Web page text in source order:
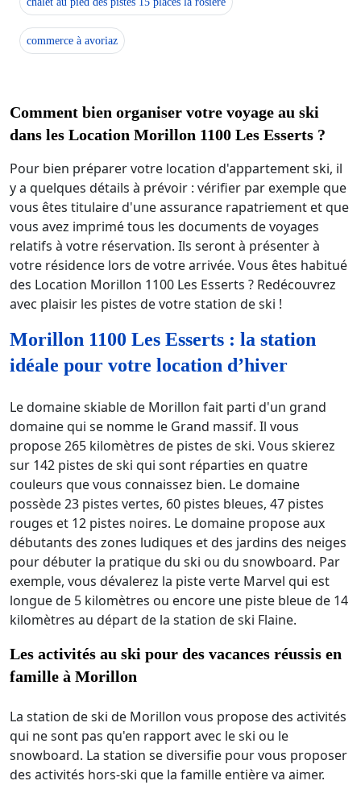
commerce à avoriaz
Comment bien organiser votre voyage au ski
dans les Location Morillon 1100 Les Esserts ?
Pour bien préparer votre location d'appartement ski, il
y a quelques détails à prévoir : vérifier par exemple que
vous êtes titulaire d'une assurance rapatriement et que
vous avez imprimé tous les documents de voyages
relatifs à votre réservation. Ils seront à présenter à
votre résidence lors de votre arrivée. Vous êtes habitué
des Location Morillon 1100 Les Esserts ? Redécouvrez
avec plaisir les pistes de votre station de ski !
Morillon 1100 Les Esserts : la station
idéale pour votre location d’hiver
Le domaine skiable de Morillon fait parti d'un grand
domaine qui se nomme le Grand massif. Il vous
propose 265 kilomètres de pistes de ski. Vous skierez
sur 142 pistes de ski qui sont réparties en quatre
couleurs que vous connaissez bien. Le domaine
possède 23 pistes vertes, 60 pistes bleues, 47 pistes
rouges et 12 pistes noires. Le domaine propose aux
débutants des zones ludiques et des jardins des neiges
pour débuter la pratique du ski ou du snowboard. Par
exemple, vous dévalerez la piste verte Marvel qui est
longue de 5 kilomètres ou encore une piste bleue de 14
kilomètres au départ de la station de ski Flaine.
Les activités au ski pour des vacances réussis en
famille à Morillon
La station de ski de Morillon vous propose des activités
qui ne sont pas qu'en rapport avec le ski ou le
snowboard. La station se diversifie pour vous proposer
des activités hors-ski que la famille entière va aimer.